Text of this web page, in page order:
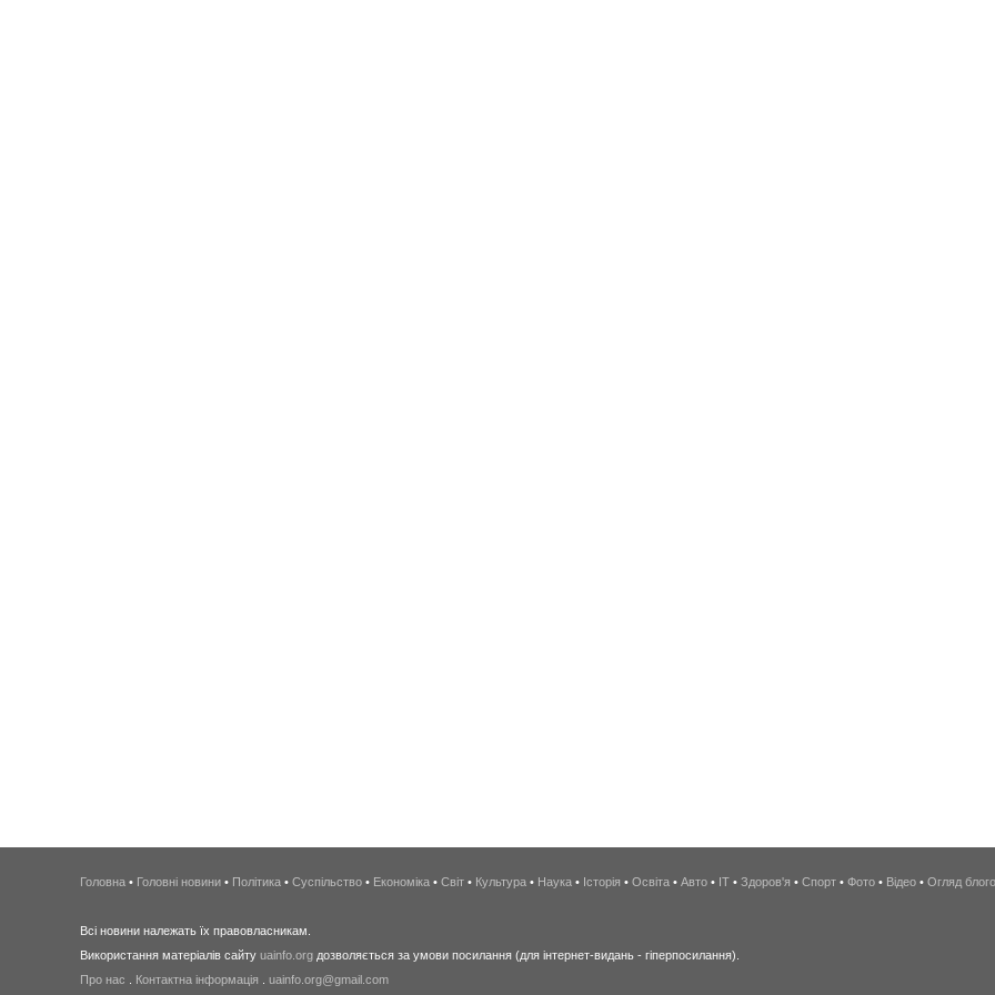
Головна • Головні новини • Політика • Суспільство • Економіка • Світ • Культура • Наука • Історія • Освіта • Авто • IT • Здоров'я • Спорт • Фото • Відео • Огляд
Всі новини належать їх правовласникам.
Використання матеріалів сайту uainfo.org дозволяється за умови посилання (для інтернет-видань - гіперпосилання).
Про нас
Контактна інформація uainfo.org@gmail.com